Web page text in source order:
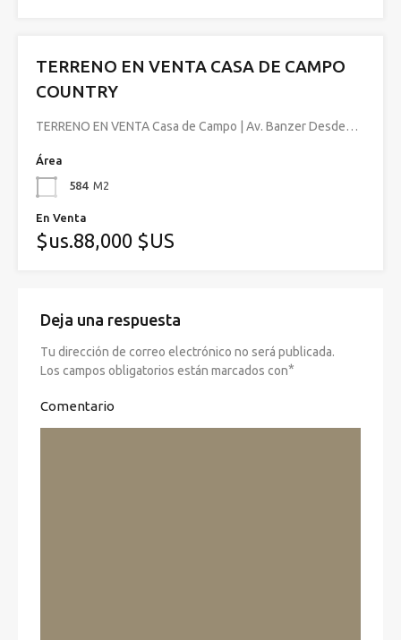
TERRENO EN VENTA CASA DE CAMPO
COUNTRY
TERRENO EN VENTA Casa de Campo | Av. Banzer Desde…
Área
584 M2
En Venta
$us.88,000 $US
Deja una respuesta
Tu dirección de correo electrónico no será publicada.
Los campos obligatorios están marcados con*
Comentario